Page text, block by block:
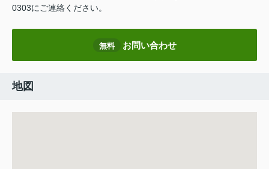
0303にご連絡ください。
無料 お問い合わせ
地図